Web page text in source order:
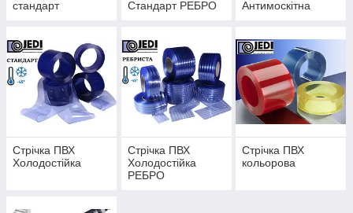
стандарт
Стандарт РЕБРО
Антимоскітна
Стрічка ПВХ
Холодостійка
Стрічка ПВХ
Холодостійка
РЕБРО
Стрічка ПВХ
кольорова